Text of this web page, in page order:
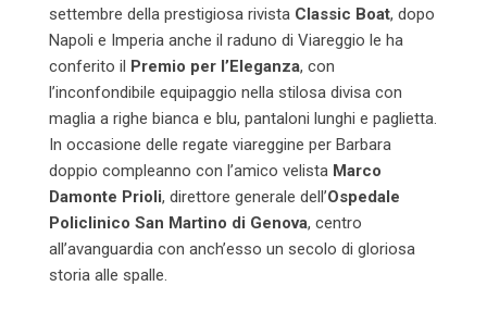
settembre della prestigiosa rivista Classic Boat, dopo
Napoli e Imperia anche il raduno di Viareggio le ha
conferito il Premio per l’Eleganza, con
l’inconfondibile equipaggio nella stilosa divisa con
maglia a righe bianca e blu, pantaloni lunghi e paglietta.
In occasione delle regate viareggine per Barbara
doppio compleanno con l’amico velista Marco
Damonte Prioli, direttore generale dell’Ospedale
Policlinico San Martino di Genova, centro
all’avanguardia con anch’esso un secolo di gloriosa
storia alle spalle.